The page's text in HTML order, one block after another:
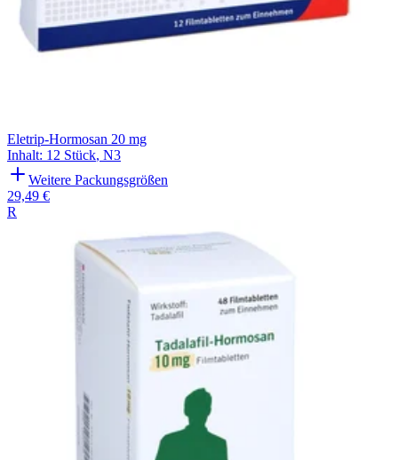
Eletrip-Hormosan 20 mg
Inhalt: 12 Stück, N3
Weitere Packungsgrößen
29,49 €
R